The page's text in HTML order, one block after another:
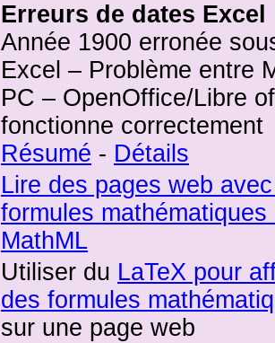
Erreurs de dates Excel
Année 1900 erronée
Excel – Problème entre
PC – OpenOffice/Libre
fonctionne correctement
Résumé - Détails
Lire des pages web
formules mathématiques
MathML
Utiliser du LaTeX pour
des formules
sur une page web